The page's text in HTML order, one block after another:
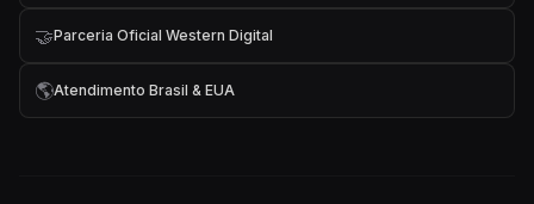
🤝Parceria Oficial Western Digital
🌎Atendimento Brasil & EUA